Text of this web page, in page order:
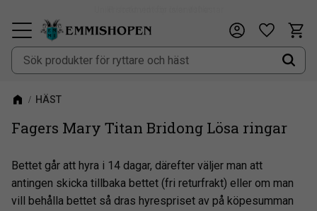
Meny
HÄST
Fagers Mary Titan Bridong Lösa ringar
Bettet går att hyra i 14 dagar, därefter väljer man att
antingen skicka tillbaka bettet (fri returfrakt) eller om man
vill behålla bettet så dras hyrespriset av på köpesumman